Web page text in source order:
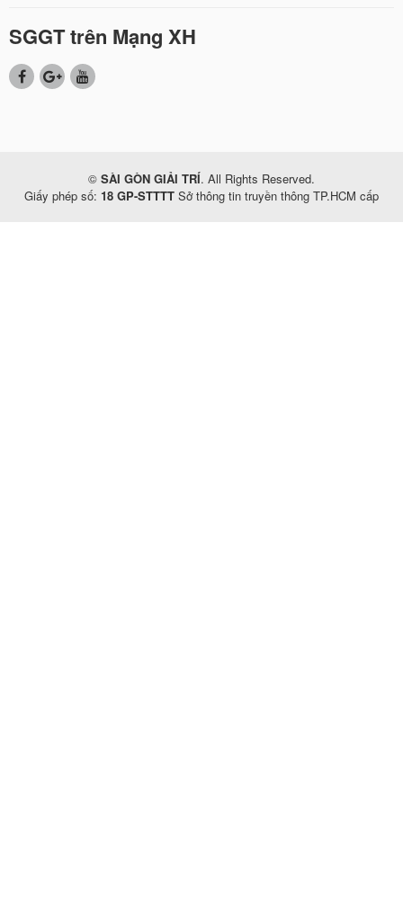
SGGT trên Mạng XH
© SÀI GÒN GIẢI TRÍ. All Rights Reserved.
Giấy phép số: 18 GP-STTTT Sở thông tin truyền thông TP.HCM cấp